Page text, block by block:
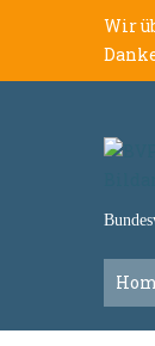
Wir